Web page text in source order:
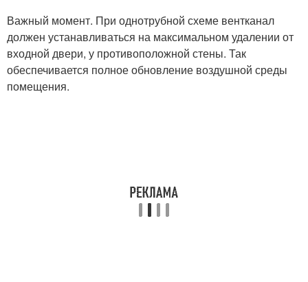
Важный момент. При однотрубной схеме вентканал
должен устанавливаться на максимальном удалении от
входной двери, у противоположной стены. Так
обеспечивается полное обновление воздушной среды
помещения.